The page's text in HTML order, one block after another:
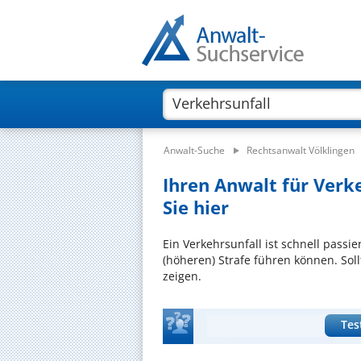
Anwalt-Suche Rechtsanwalt Völklingen
Ihren Anwalt für
Sie hier
Ein Verkehrsunfall ist schnell
(höheren) Strafe führen können.
zeigen.